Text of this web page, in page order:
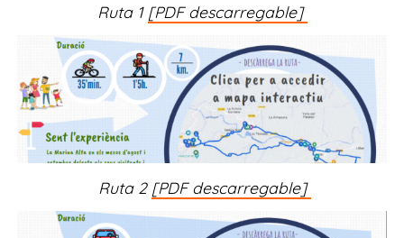
Ruta 1 [PDF descarregable]
Ruta 2 [PDF descarregable]